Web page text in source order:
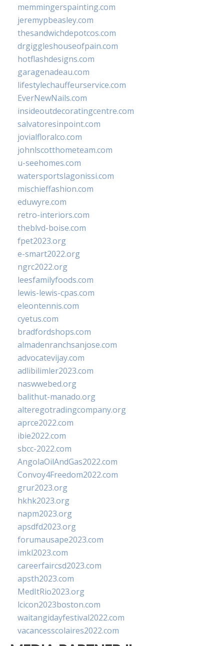
memmingerspainting.com
jeremypbeasley.com
thesandwichdepotcos.com
drgiggleshouseofpain.com
hotflashdesigns.com
garagenadeau.com
lifestylechauffeurservice.com
EverNewNails.com
insideoutdecoratingcentre.com
salvatoresinpoint.com
jovialfloralco.com
johnlscotthometeam.com
u-seehomes.com
watersportslagonissi.com
mischieffashion.com
eduwyre.com
retro-interiors.com
theblvd-boise.com
fpet2023.org
e-smart2022.org
ngrc2022.org
leesfamilyfoods.com
lewis-lewis-cpas.com
eleontennis.com
cyetus.com
bradfordshops.com
almadenranchsanjose.com
advocatevijay.com
adlibilimler2023.com
naswwebed.org
balithut-manado.org
alteregotradingcompany.org
aprce2022.com
ibie2022.com
sbcc-2022.com
AngolaOilAndGas2022.com
Convoy4Freedom2022.com
grur2023.org
hkhk2023.org
napm2023.org
apsdfd2023.org
forumausape2023.com
imkl2023.com
careerfaircsd2023.com
apsth2023.com
MedItRio2023.org
lcicon2023boston.com
waitangidayfestival2022.com
vacancesscolaires2022.com